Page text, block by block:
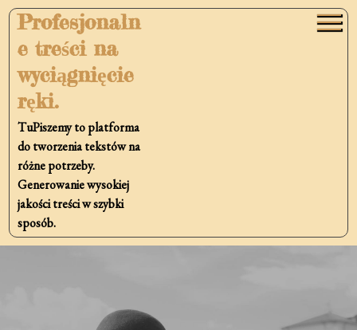
Skip
content
Profesjonaln
e treści na
wyciągnięcie
ręki.
TuPiszemy to platforma
do tworzenia tekstów na
różne potrzeby.
Generowanie wysokiej
jakości treści w szybki
sposób.